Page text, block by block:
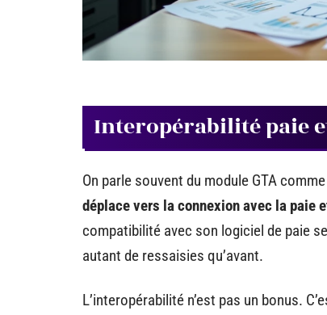
Interopérabilité paie
On parle souvent du module GTA
déplace vers la connexion avec la paie
compatibilité avec son logiciel de paie
autant de ressaisies qu’avant.
L’interopérabilité n’est pas un bonus.